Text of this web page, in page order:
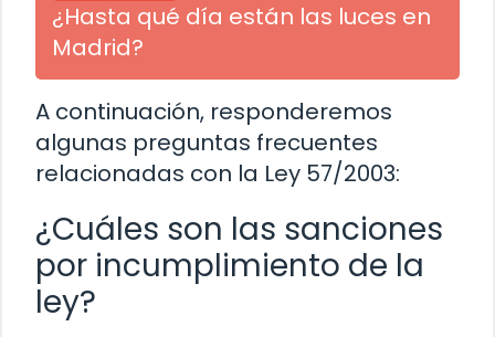
¿Hasta qué día están las luces en
Madrid?
A continuación, responderemos
algunas preguntas frecuentes
relacionadas con la Ley 57/2003:
¿Cuáles son las sanciones
por incumplimiento de la
ley?